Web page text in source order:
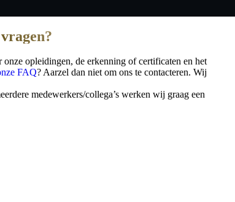
opleidingen, de erkenning of certificaten en het
FAQ? Aarzel dan niet om ons te contacteren. Wij
medewerkers/collega’s werken wij graag een